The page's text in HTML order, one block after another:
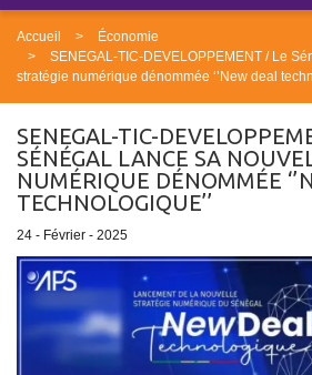
Accueil
Économie
SENEGAL-TIC-DEVELOPPEMENT / Le
stratégie numérique dénommée ‘’New deal
SENEGAL-TIC-
SÉNÉGAL LANCE SA
NUMÉRIQUE DÉNOMMÉE
TECHNOLOGIQUE’’
24 - Février - 2025